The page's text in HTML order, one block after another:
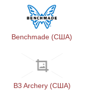
Benchmade (США)
B3 Archery (США)